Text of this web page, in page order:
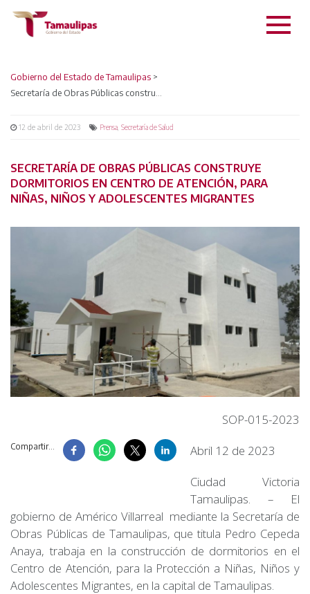
Gobierno del Estado de Tamaulipas >
12 de abril de 2023 Prensa Secretaría de Salud
SECRETARÍA DE OBRAS PÚBLICAS CONSTRUYE
DORMITORIOS EN CENTRO DE ATENCIÓN, PARA
NIÑAS, NIÑOS Y ADOLESCENTES MIGRANTES
Compartir...
SOP-015-2023
Abril 12 de 2023
Ciudad Victoria
Tamaulipas. – El
gobierno de Américo Villarreal mediante la Secretaría de
Obras Públicas de Tamaulipas, que titula Pedro Cepeda
Anaya, trabaja en la construcción de dormitorios en el
Centro de Atención, para la Protección a Niñas, Niños y
Adolescentes Migrantes, en la capital de Tamaulipas.